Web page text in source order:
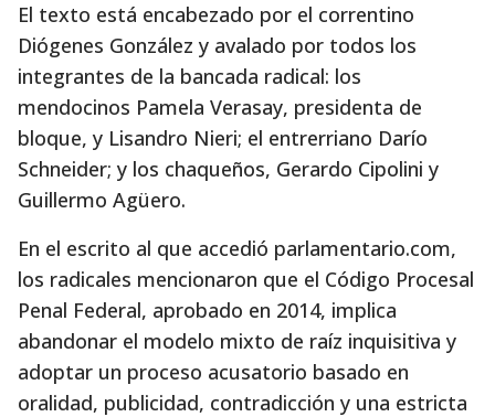
El texto está encabezado por el correntino
Diógenes González y avalado por todos los
integrantes de la bancada radical: los
mendocinos Pamela Verasay, presidenta de
bloque, y Lisandro Nieri; el entrerriano Darío
Schneider; y los chaqueños, Gerardo Cipolini y
Guillermo Agüero.
En el escrito al que accedió parlamentario.com,
los radicales mencionaron que el Código Procesal
Penal Federal, aprobado en 2014, implica
abandonar el modelo mixto de raíz inquisitiva y
adoptar un proceso acusatorio basado en
oralidad, publicidad, contradicción y una estricta